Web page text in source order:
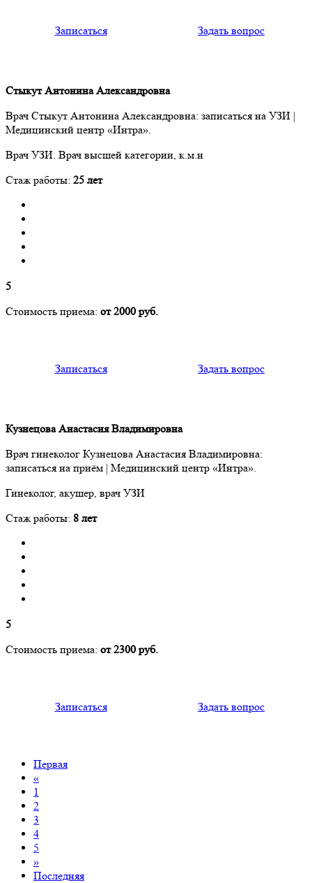
Записаться Задать вопрос
Стыкут Антонина Александровна
Врач Стыкут Антонина Александровна: записаться на УЗИ |
Медицинский центр «Интра».
Врач УЗИ. Врач высшей категории, к.м.н
Стаж работы: 25 лет
5
Стоимость приема: от 2000 руб.
Записаться Задать вопрос
Кузнецова Анастасия Владимировна
Врач гинеколог Кузнецова Анастасия Владимировна:
записаться на приём | Медицинский центр «Интра».
Гинеколог, акушер, врач УЗИ
Стаж работы: 8 лет
5
Стоимость приема: от 2300 руб.
Записаться Задать вопрос
Первая
«
1
2
3
4
5
»
Последняя